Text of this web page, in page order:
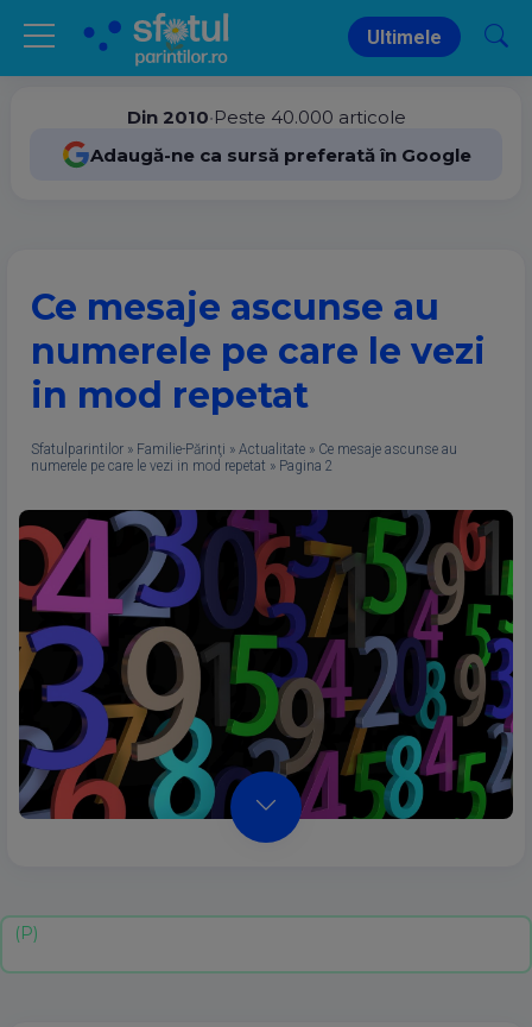
Ultimele
Din 2010•Peste 40.000 articole
Adaugă-ne ca sursă preferată în Google
Ce mesaje ascunse au
numerele pe care le vezi
in mod repetat
Sfatulparintilor » Familie-Părinţi » Actualitate » Ce mesaje ascunse au
numerele pe care le vezi in mod repetat » Pagina 2